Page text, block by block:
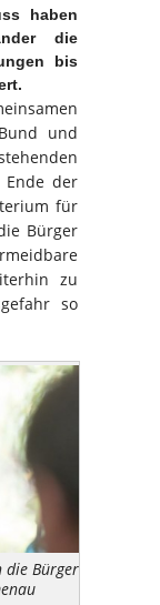
haben
die
bis
und
Ende der
für
Bürger
zu
so
Bürger